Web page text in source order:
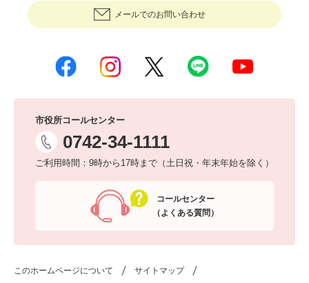
メールでのお問い合わせ
市役所コールセンター
0742-34-1111
ご利用時間：9時から17時まで（土日祝・年末年始を除く）
コールセンター
（よくある質問）
このホームページについて サイトマップ